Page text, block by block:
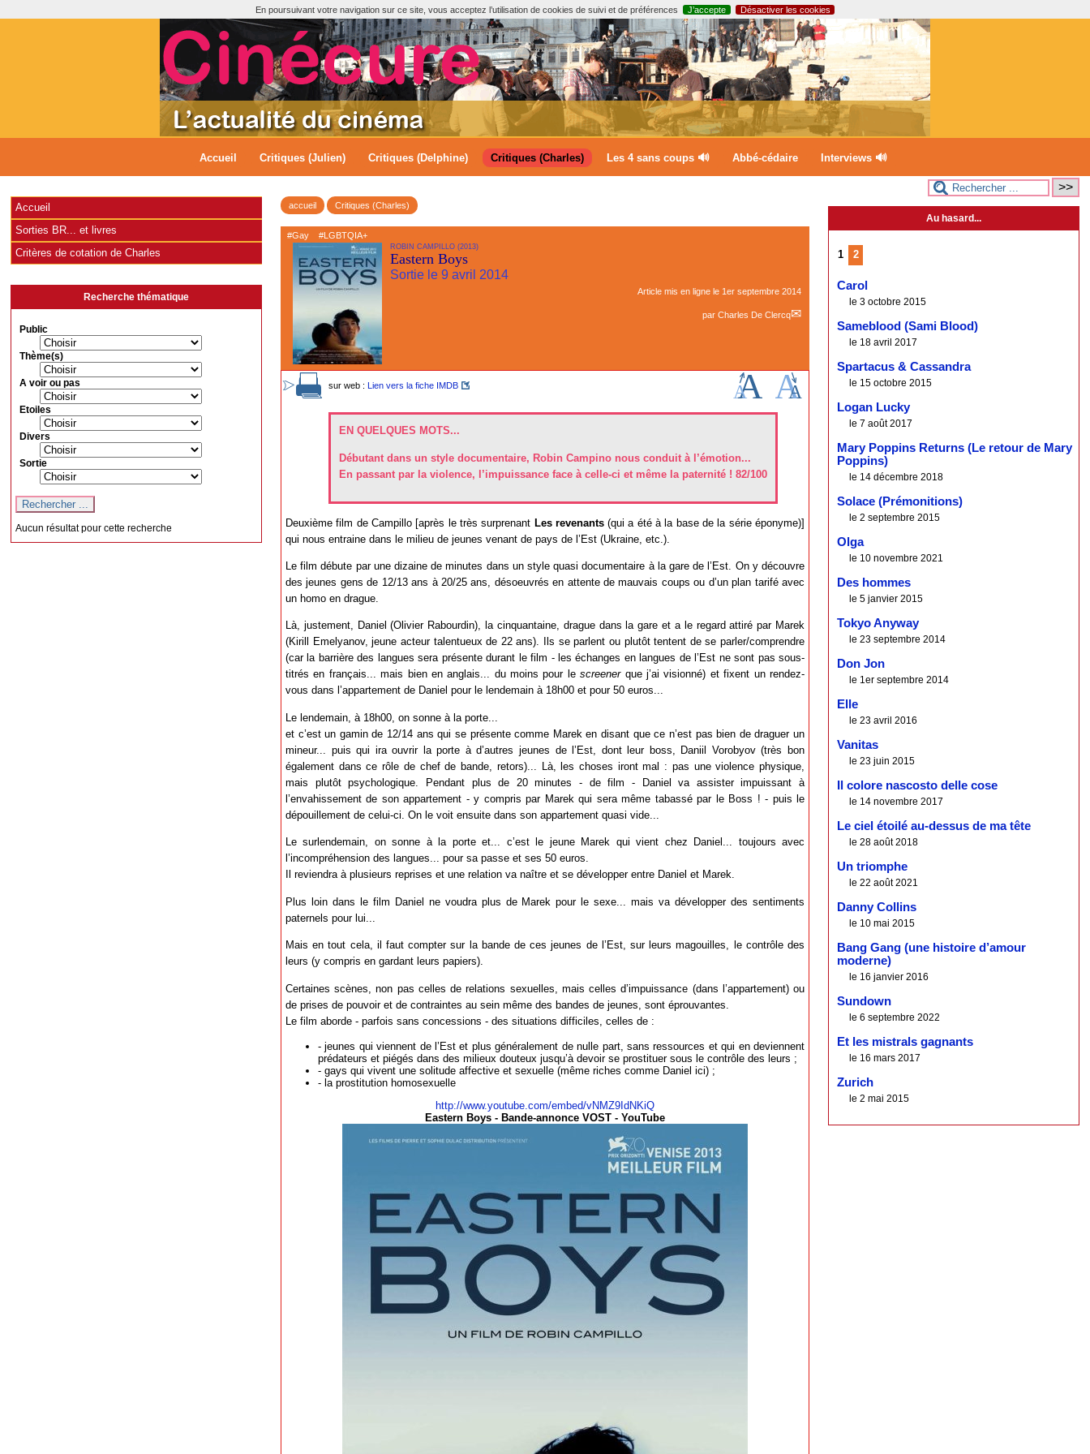
En poursuivant votre navigation sur ce site, vous acceptez l’utilisation de cookies de suivi et de préférences J’accepte Désactiver les cookies
Accueil Critiques (Julien) Critiques (Delphine) Critiques (Charles) Les 4 sans coups 🔊 Abbé-cédaire Interviews 🔊
accueil Critiques (Charles)
#Gay #LGBTQIA+
ROBIN CAMPILLO (2013)
Eastern Boys
Sortie le 9 avril 2014
Article mis en ligne le 1er septembre 2014
par Charles De Clercq
EN QUELQUES MOTS...
Débutant dans un style documentaire, Robin Campino nous conduit à l’émotion...
En passant par la violence, l’impuissance face à celle-ci et même la paternité ! 82/100
sur web : Lien vers la fiche IMDB
Deuxième film de Campillo [après le très surprenant Les revenants(qui a été à la base de la série éponyme)]
qui nous entraine dans le milieu de jeunes venant de pays de l’Est (Ukraine, etc.).
Le film débute par une dizaine de minutes dans un style quasi documentaire à la gare de l’Est. On y découvre
des jeunes gens de 12/13 ans à 20/25 ans, désoeuvrés en attente de mauvais coups ou d’un plan tarifé avec
un homo en drague.
Là, justement, Daniel (Olivier Rabourdin), la cinquantaine, drague dans la gare et a le regard attiré par Marek
(Kirill Emelyanov, jeune acteur talentueux de 22 ans). Ils se parlent ou plutôt tentent de se parler/comprendre
(car la barrière des langues sera présente durant le film - les échanges en langues de l’Est ne sont pas sous-
titrés en français... mais bien en anglais... du moins pour lescreenerque j’ai visionné) et fixent un rendez-
vous dans l’appartement de Daniel pour le lendemain à 18h00 et pour 50 euros...
Le lendemain, à 18h00, on sonne à la porte...
et c’est un gamin de 12/14 ans qui se présente comme Marek en disant que ce n’est pas bien de draguer un
mineur... puis qui ira ouvrir la porte à d’autres jeunes de l’Est, dont leur boss, Daniil Vorobyov (très bon
également dans ce rôle de chef de bande, retors)... Là, les choses iront mal : pas une violence physique,
mais plutôt psychologique. Pendant plus de 20 minutes - de film - Daniel va assister impuissant à
l’envahissement de son appartement - y compris par Marek qui sera même tabassé par le Boss ! - puis le
dépouillement de celui-ci. On le voit ensuite dans son appartement quasi vide...
Le surlendemain, on sonne à la porte et... c’est le jeune Marek qui vient chez Daniel... toujours avec
l’incompréhension des langues... pour sa passe et ses 50 euros.
Il reviendra à plusieurs reprises et une relation va naître et se développer entre Daniel et Marek.
Plus loin dans le film Daniel ne voudra plus de Marek pour le sexe... mais va développer des sentiments
paternels pour lui...
Mais en tout cela, il faut compter sur la bande de ces jeunes de l’Est, sur leurs magouilles, le contrôle des
leurs (y compris en gardant leurs papiers).
Certaines scènes, non pas celles de relations sexuelles, mais celles d’impuissance (dans l’appartement) ou
de prises de pouvoir et de contraintes au sein même des bandes de jeunes, sont éprouvantes.
Le film aborde - parfois sans concessions - des situations difficiles, celles de :
- jeunes qui viennent de l’Est et plus généralement de nulle part, sans ressources et qui en deviennent
prédateurs et piégés dans des milieux douteux jusqu’à devoir se prostituer sous le contrôle des leurs ;
- gays qui vivent une solitude affective et sexuelle (même riches comme Daniel ici) ;
- la prostitution homosexuelle
http://www.youtube.com/embed/vNMZ9IdNKiQ
Eastern Boys - Bande-annonce VOST - YouTube
Accueil
Sorties BR... et livres
Critères de cotation de Charles
Recherche thématique
Public
Thème(s)
A voir ou pas
Etoiles
Divers
Sortie
Aucun résultat pour cette recherche
Au hasard...
1 2
Carol
le 3 octobre 2015
Sameblood (Sami Blood)
le 18 avril 2017
Spartacus & Cassandra
le 15 octobre 2015
Logan Lucky
le 7 août 2017
Mary Poppins Returns (Le retour de Mary
Poppins)
le 14 décembre 2018
Solace (Prémonitions)
le 2 septembre 2015
Olga
le 10 novembre 2021
Des hommes
le 5 janvier 2015
Tokyo Anyway
le 23 septembre 2014
Don Jon
le 1er septembre 2014
Elle
le 23 avril 2016
Vanitas
le 23 juin 2015
Il colore nascosto delle cose
le 14 novembre 2017
Le ciel étoilé au-dessus de ma tête
le 28 août 2018
Un triomphe
le 22 août 2021
Danny Collins
le 10 mai 2015
Bang Gang (une histoire d’amour
moderne)
le 16 janvier 2016
Sundown
le 6 septembre 2022
Et les mistrals gagnants
le 16 mars 2017
Zurich
le 2 mai 2015